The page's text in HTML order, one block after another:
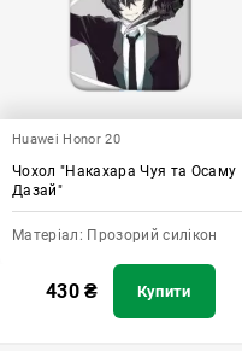
Huawei Honor 20
Чохол "Накахара Чуя та Осаму
Дазай"
Матеріал: Прозорий силікон
430₴ Купити